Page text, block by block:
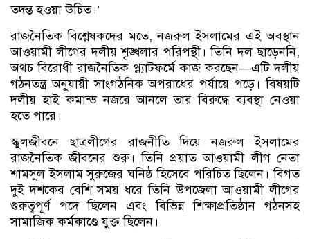
তদন্ত হওয়া উচিত।’
রাজনৈতিক বিশ্লেষকদের মতে, নজরুল ইসলামের এই অবস্থান
আওয়ামী লীগের দলীয় শৃঙ্খলার পরিপন্থী। তিনি দল ছাড়েননি,
অথচ বিরোধী রাজনৈতিক প্ল্যাটফর্মে কাজ করছেন—এটি দলীয়
গঠনতন্ত্র অনুযায়ী সাংগঠনিক অপরাধের পর্যায়ে পড়ে। বিষয়টি
দলীয় হাই কমান্ড নজরে আনলে তার বিরুদ্ধে ব্যবস্থা নেওয়া
হতে পারে।
স্কুলজীবনে ছাত্রলীগের রাজনীতি দিয়ে নজরুল ইসলামের
রাজনৈতিক জীবনের শুরু। তিনি প্রয়াত আওয়ামী লীগ নেতা
শামসুল ইসলাম সুরুজের ঘনিষ্ঠ হিসেবে পরিচিত ছিলেন। বিগত
দুই দশকের বেশি সময় ধরে তিনি উপজেলা আওয়ামী লীগের
গুরুত্বপূর্ণ পদে ছিলেন এবং বিভিন্ন শিক্ষাপ্রতিষ্ঠান গঠনসহ
সামাজিক কর্মকাণ্ডে যুক্ত ছিলেন।